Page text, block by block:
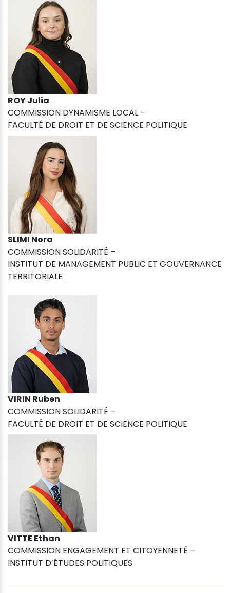
ROY Julia
COMMISSION DYNAMISME LOCAL –
FACULTÉ DE DROIT ET DE SCIENCE POLITIQUE
SLIMI Nora
COMMISSION SOLIDARITÉ –
INSTITUT DE MANAGEMENT PUBLIC ET GOUVERNANCE
TERRITORIALE
VIRIN Ruben
COMMISSION SOLIDARITÉ –
FACULTÉ DE DROIT ET DE SCIENCE POLITIQUE
VITTE Ethan
COMMISSION ENGAGEMENT ET CITOYENNETÉ –
INSTITUT D’ÉTUDES POLITIQUES